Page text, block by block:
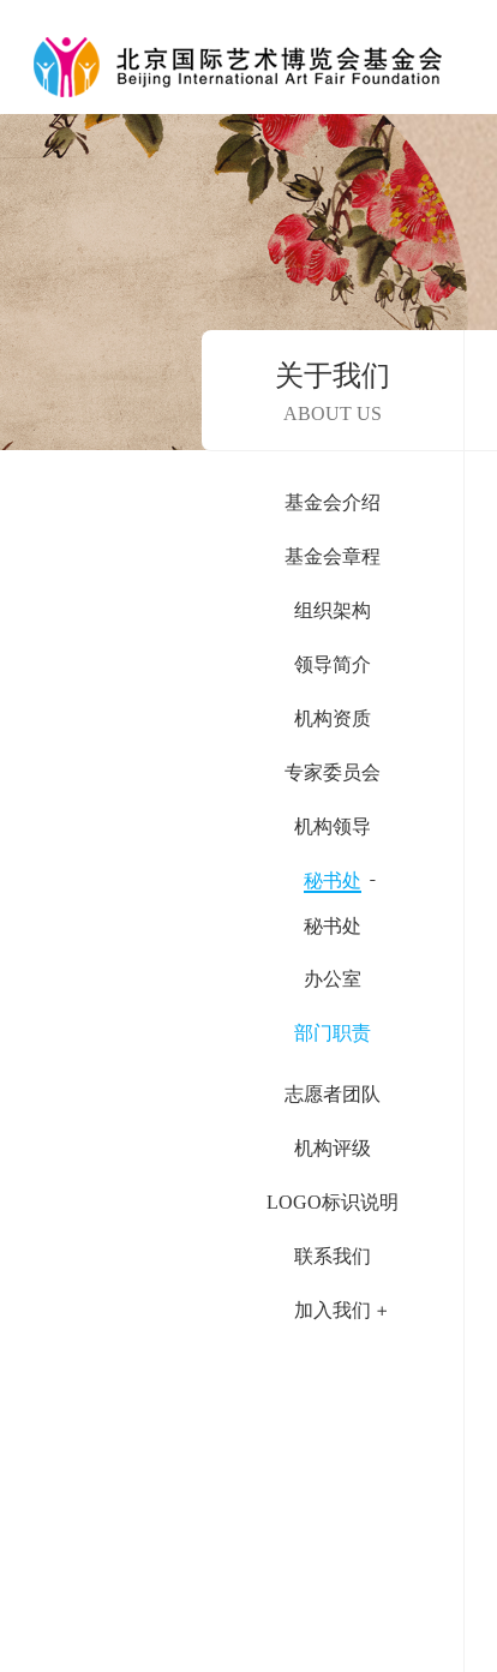
关于我们
ABOUT US
基金会介绍
基金会章程
组织架构
领导简介
机构资质
专家委员会
机构领导
秘书处
秘书处
办公室
部门职责
志愿者团队
机构评级
LOGO标识说明
联系我们
加入我们